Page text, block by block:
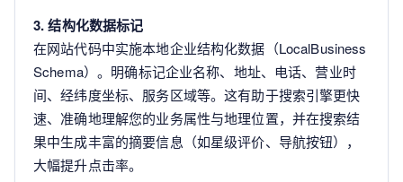
3. 结构化数据标记
在网站代码中实施本地企业结构化数据（LocalBusiness
Schema）。明确标记企业名称、地址、电话、营业时
间、经纬度坐标、服务区域等。这有助于搜索引擎更快
速、准确地理解您的业务属性与地理位置，并在搜索结
果中生成丰富的摘要信息（如星级评价、导航按钮），
大幅提升点击率。